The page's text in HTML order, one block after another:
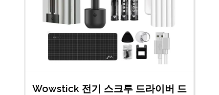
Wowstick 전기 스크루 드라이버 드